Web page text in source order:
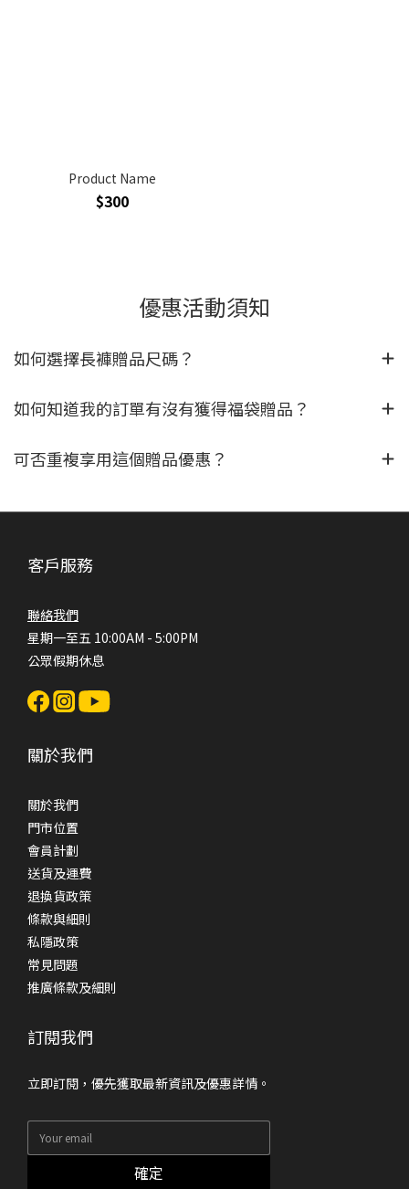
Product Name
$300
優惠活動須知
如何選擇長褲贈品尺碼？
如何知道我的訂單有沒有獲得福袋贈品？
可否重複享用這個贈品優惠？
客戶服務
聯絡我們
星期一至五 10:00AM - 5:00PM
公眾假期休息
關於我們
關於我們
門市位置
會員計劃
送貨及運費
退換貨政策
條款與細則
私隱政策
常見問題
推廣條款及細則
訂閱我們
立即訂閱，優先獲取最新資訊及優惠詳情。
確定